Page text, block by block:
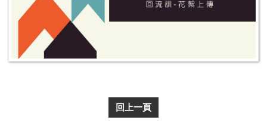
回上一頁